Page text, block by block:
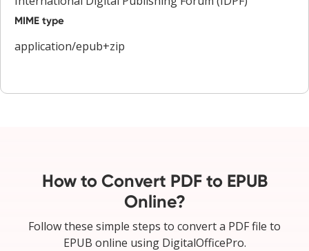
MIME type
application/epub+zip
How to Convert PDF to EPUB
Online?
Follow these simple steps to convert a PDF file to
EPUB online using DigitalOfficePro.